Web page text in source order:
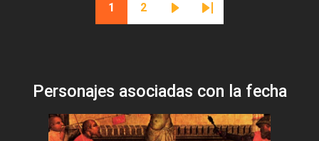
Página actual
1
Página
2
Siguiente página
Última página
Personajes asociadas con la fecha